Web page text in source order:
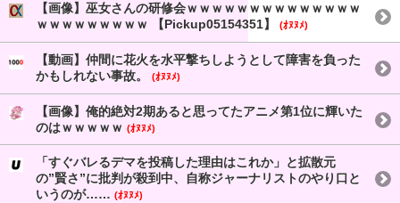
【画像】巫女さんの研修会ｗｗｗｗｗｗｗｗｗｗｗｗｗｗ
ｗｗｗｗｗｗｗｗｗ 【Pickup05154351】
(ｵﾇﾇﾒ)
【動画】仲間に花火を水平撃ちしようとして障害を負った
かもしれない事故。
(ｵﾇﾇﾒ)
【画像】俺的絶対2期あると思ってたアニメ第1位に輝いた
のはｗｗｗｗｗ (ｵﾇﾇﾒ)
「すぐバレるデマを投稿した理由はこれか」と拡散元
の”賢さ”に批判が殺到中、自称ジャーナリストのやり口と
いうのが…… (ｵﾇﾇﾒ)